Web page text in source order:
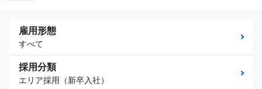
雇用形態
すべて
採用分類
エリア採用（新卒入社）